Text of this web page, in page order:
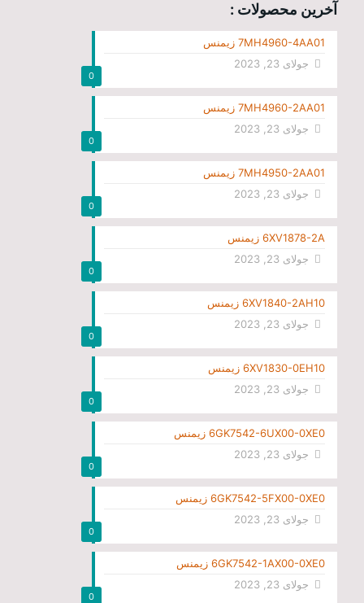
آخرین محصولات :
0
7MH4960-4AA01 زیمنس
جولای 23, 2023
0
7MH4960-2AA01 زیمنس
جولای 23, 2023
0
7MH4950-2AA01 زیمنس
جولای 23, 2023
0
6XV1878-2A زیمنس
جولای 23, 2023
0
6XV1840-2AH10 زیمنس
جولای 23, 2023
0
6XV1830-0EH10 زیمنس
جولای 23, 2023
0
6GK7542-6UX00-0XE0 زیمنس
جولای 23, 2023
0
6GK7542-5FX00-0XE0 زیمنس
جولای 23, 2023
0
6GK7542-1AX00-0XE0 زیمنس
جولای 23, 2023